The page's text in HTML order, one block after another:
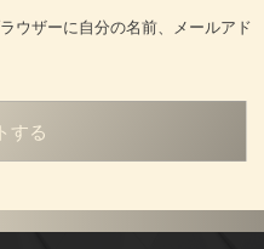
ウザーに自分の名前、メールアド